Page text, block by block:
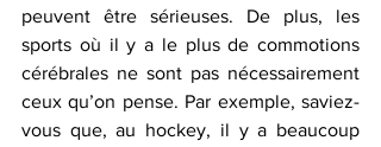
peuvent être sérieuses. De plus, les
sports où il y a le plus de commotions
cérébrales ne sont pas nécessairement
ceux qu’on pense. Par exemple, saviez-
vous que, au hockey, il y a beaucoup